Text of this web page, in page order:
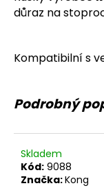
důraz na
Kompatibilní s
Podrobný
Skladem
Kód: 9088
Značka:Kong
r
u
u
j
m
e